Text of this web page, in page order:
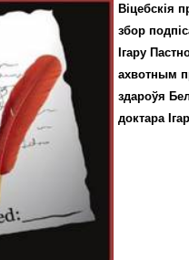
Віцебскія
збор
Ігару
ахвотным
здароўя
доктара